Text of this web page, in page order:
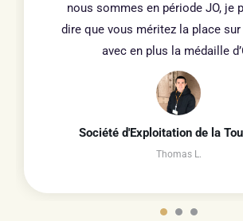
Société d'Exploitation de la
Thomas L.
nous sommes en période JO, je
dire que vous méritez la place
avec en plus la médaille